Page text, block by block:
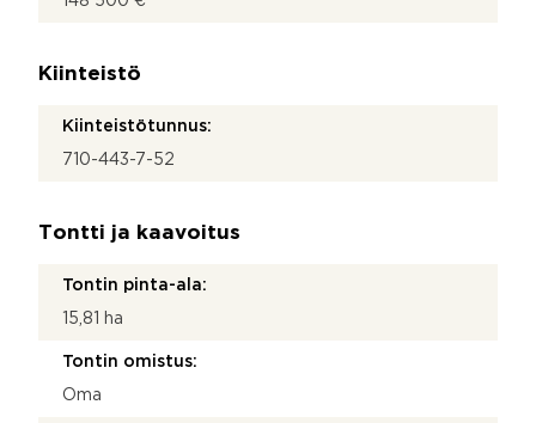
Kiinteistö
Kiinteistötunnus:
710-443-7-52
Tontti ja kaavoitus
Tontin pinta-ala:
15,81 ha
Tontin omistus:
Oma